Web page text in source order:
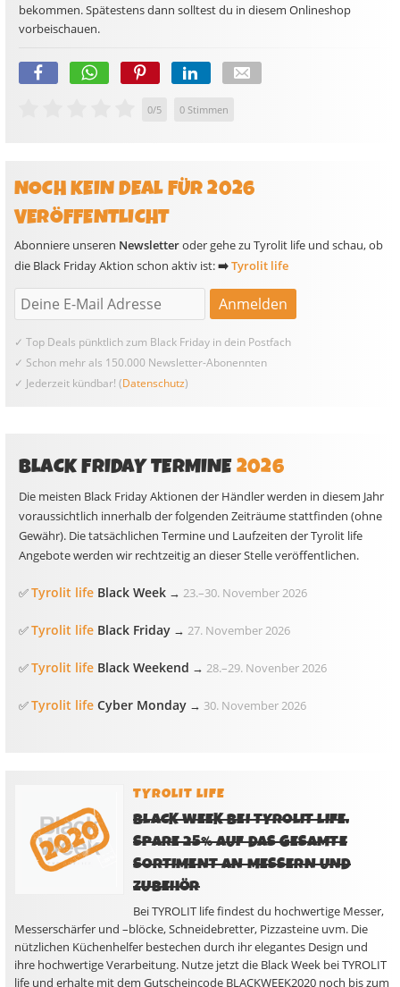
bekommen. Spätestens dann solltest du in diesem Onlineshop
vorbeischauen.
0/5 0 Stimmen
NOCH KEIN DEAL FÜR 2026
VERÖFFENTLICHT
Abonniere unseren Newsletteroder gehe zu Tyrolit life und schau, ob
die Black Friday Aktion schon aktiv ist:➡️Tyrolit life
✓ Top Deals pünktlich zum Black Friday in dein Postfach
✓ Schon mehr als 150.000 Newsletter-Abonennten
✓ Jederzeit kündbar! (Datenschutz)
BLACK FRIDAY TERMINE2026
Die meisten Black Friday Aktionen der Händler werden in diesem Jahr
voraussichtlich innerhalb der folgenden Zeiträume stattfinden (ohne
Gewähr). Die tatsächlichen Termine und Laufzeiten der Tyrolit life
Angebote werden wir rechtzeitig an dieser Stelle veröffentlichen.
✅Tyrolit life Black Week → 23.–30. November 2026
✅Tyrolit life Black Friday → 27. November 2026
✅Tyrolit life Black Weekend → 28.–29. Novenber 2026
✅Tyrolit life Cyber Monday → 30. November 2026
TYROLIT LIFE
BLACK WEEK BEI TYROLIT LIFE.
SPARE 25% AUF DAS GESAMTE
SORTIMENT AN MESSERN UND
ZUBEHÖR
Bei TYROLIT life findest du hochwertige Messer,
Messerschärfer und –blöcke, Schneidebretter, Pizzasteine uvm. Die
nützlichen Küchenhelfer bestechen durch ihr elegantes Design und
ihre hochwertige Verarbeitung. Nutze jetzt die Black Week bei TYROLIT
life und erhalte mit dem Gutscheincode BLACKWEEK2020 noch bis zum